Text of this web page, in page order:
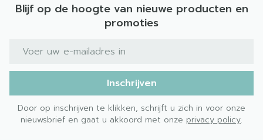
Blijf op de hoogte van nieuwe producten en
promoties
E-mail adres
Inschrijven
Door op inschrijven te klikken, schrijft u zich in voor onze
nieuwsbrief en gaat u akkoord met onze privacy policy.